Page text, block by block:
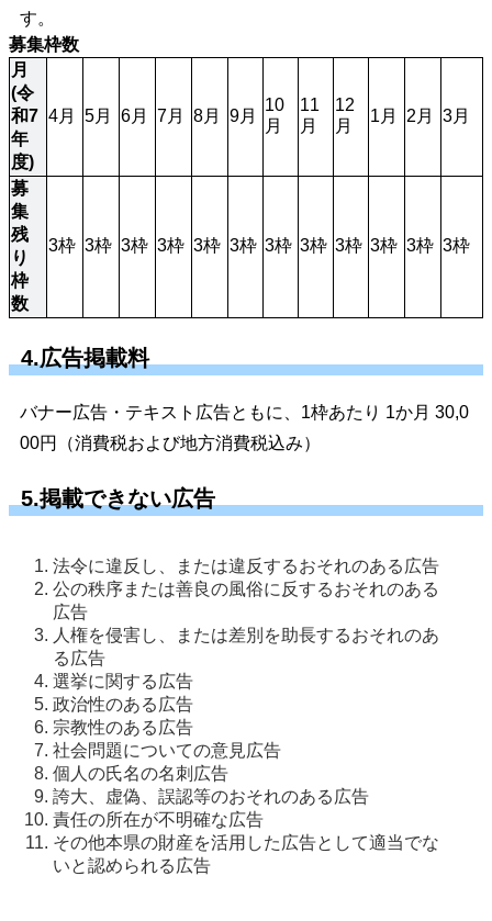
す。
募集枠数
月
(令
和7
年
度)
4月 5月 6月 7月 8月 9月
10
月
11
月
12
月
1月 2月 3月
募
集
残
り
枠
数
3枠 3枠 3枠 3枠 3枠 3枠 3枠 3枠 3枠 3枠 3枠 3枠
4.広告掲載料
バナー広告・テキスト広告ともに、1枠あたり 1か月 30,0
00円（消費税および地方消費税込み）
5.掲載できない広告
法令に違反し、または違反するおそれのある広告
公の秩序または善良の風俗に反するおそれのある
広告
人権を侵害し、または差別を助長するおそれのあ
る広告
選挙に関する広告
政治性のある広告
宗教性のある広告
社会問題についての意見広告
個人の氏名の名刺広告
誇大、虚偽、誤認等のおそれのある広告
責任の所在が不明確な広告
その他本県の財産を活用した広告として適当でな
いと認められる広告